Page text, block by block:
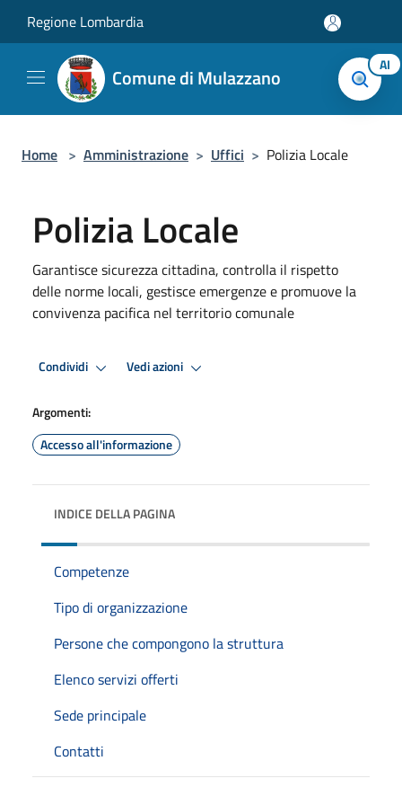
Regione Lombardia
Comune di Mulazzano AI
Home > Amministrazione > Uffici > Polizia Locale
Polizia Locale
Garantisce sicurezza cittadina, controlla il rispetto
delle norme locali, gestisce emergenze e promuove la
convivenza pacifica nel territorio comunale
Condividi Vedi azioni
Argomenti:
Accesso all'informazione
INDICE DELLA PAGINA
Competenze
Tipo di organizzazione
Persone che compongono la struttura
Elenco servizi offerti
Sede principale
Contatti